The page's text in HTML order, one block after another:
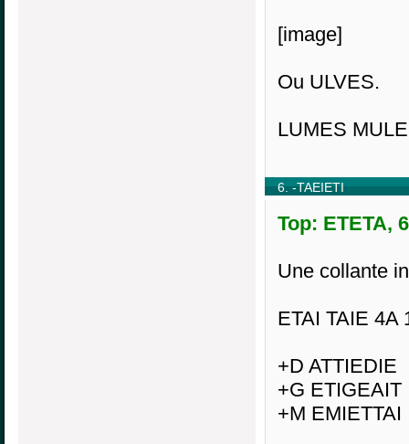
[image]
Ou ULVES.
LUMES
6. -TAEIETI
Top: ETETA,
Une collante
ETAI TAIE 4A
+D ATTIEDIE
+G ETIGEAIT
+M EMIETTAI